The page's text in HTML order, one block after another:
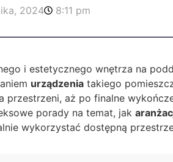
2024 8:11 pm
i estetycznego wnętrza na
urządzenia takiego
przestrzeni, aż po finalne
porady na temat, jak
wykorzystać dostępną